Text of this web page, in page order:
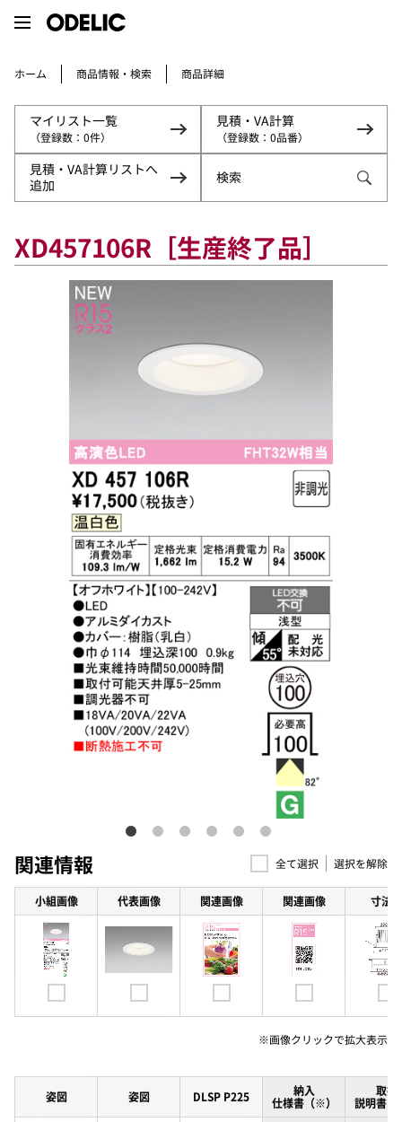
ホーム 商品情報・検索 商品詳細
マイリスト一覧
（登録数： 0件）
見積・VA計算
（登録数： 0品番）
見積・VA計算リストへ
追加
検索
XD457106R［生産終了品］
関連情報 全て選択 選択を解除
小組画像 代表画像 関連画像 関連画像 寸法図
※画像クリックで拡大表示
姿図 姿図 DLSP P225
納入
仕様書（※）
取扱
説明書